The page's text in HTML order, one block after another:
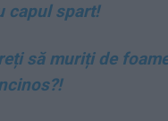
capul spart!
să muriți de